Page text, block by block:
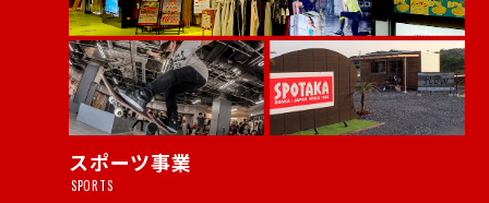
スポーツ事業
SPORTS